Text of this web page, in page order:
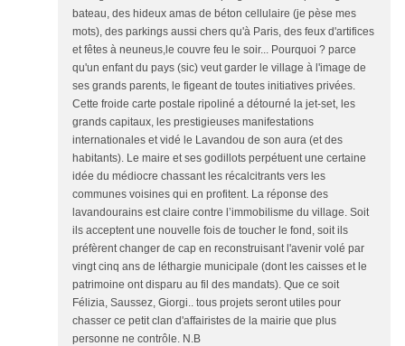
bateau, des hideux amas de béton cellulaire (je pèse mes
mots), des parkings aussi chers qu'à Paris, des feux d'artifices
et fêtes à neuneus,le couvre feu le soir... Pourquoi ? parce
qu'un enfant du pays (sic) veut garder le village à l'image de
ses grands parents, le figeant de toutes initiatives privées.
Cette froide carte postale ripoliné a détourné la jet-set, les
grands capitaux, les prestigieuses manifestations
internationales et vidé le Lavandou de son aura (et des
habitants). Le maire et ses godillots perpétuent une certaine
idée du médiocre chassant les récalcitrants vers les
communes voisines qui en profitent. La réponse des
lavandourains est claire contre l’immobilisme du village. Soit
ils acceptent une nouvelle fois de toucher le fond, soit ils
préfèrent changer de cap en reconstruisant l'avenir volé par
vingt cinq ans de léthargie municipale (dont les caisses et le
patrimoine ont disparu au fil des mandats). Que ce soit
Félizia, Saussez, Giorgi.. tous projets seront utiles pour
chasser ce petit clan d'affairistes de la mairie que plus
personne ne contrôle. N.B